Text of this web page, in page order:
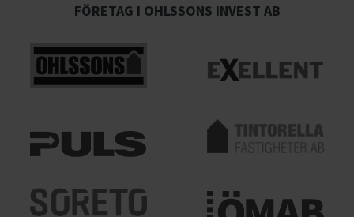
FÖRETAG I OHLSSONS INVEST AB